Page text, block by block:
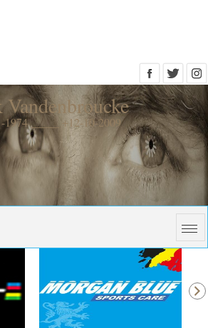
Vandenbroucke
1974 _____ +12-10-2009